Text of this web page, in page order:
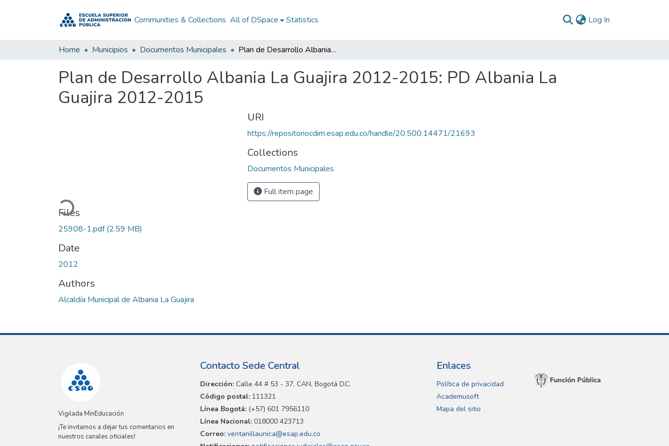
Communities & Collections All of DSpace Statistics Log In
Home Municipios Documentos Municipales Plan de Desarrollo Albania La Guajira 2012-2015: PD Albania La Guajira 2012-2015
Plan de Desarrollo Albania La Guajira 2012-2015: PD Albania La
Guajira 2012-2015
Loading...
Files
25908-1.pdf(2.59 MB)
Date
2012
Authors
Alcaldía Municipal de Albania La Guajira
URI
https://repositoriocdim.esap.edu.co/handle/20.500.14471/21693
Collections
Documentos Municipales
Full item page
Vigilada MinEducación
¡Te invitamos a dejar tus comentarios en
nuestros canales oficiales!
Contacto Sede Central
Dirección: Calle 44 # 53 - 37, CAN, Bogotá D.C.
Código postal: 111321
Línea Bogotá: (+57) 601 7956110
Línea Nacional: 018000 423713
Correo: ventanillaunica@esap.edu.co
Enlaces
Política de privacidad
Academusoft
Mapa del sitio